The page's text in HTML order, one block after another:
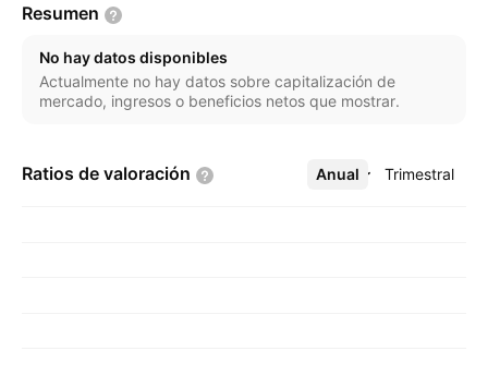
Resumen
No hay datos disponibles
Actualmente no hay datos sobre capitalización de
mercado, ingresos o beneficios netos que mostrar.
Ratios de valoración Anual Trimestral
Más